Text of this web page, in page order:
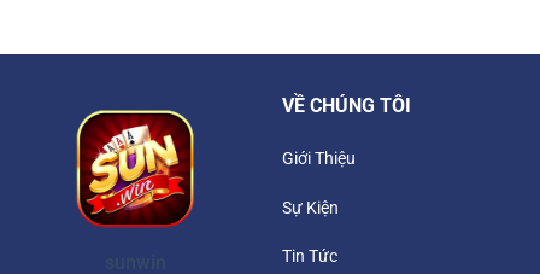
VỀ CHÚNG TÔI
Giới Thiệu
Sự Kiện
Tin Tức